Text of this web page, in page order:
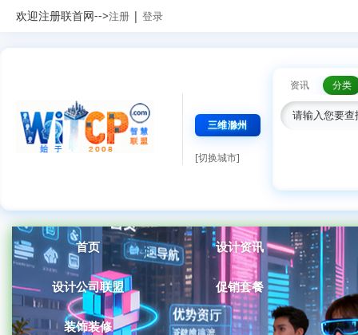
欢迎注册联首网-->注册 | 登录
三维滁州
[切换城市]
资讯 分类
首页 设计资讯
设计公司联盟 促销套餐
装饰装修